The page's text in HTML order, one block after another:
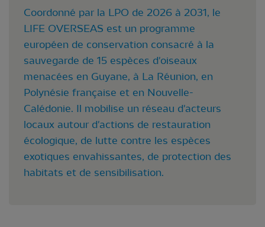
Coordonné par la LPO de 2026 à 2031, le
LIFE OVERSEAS est un programme
européen de conservation consacré à la
sauvegarde de 15 espèces d'oiseaux
menacées en Guyane, à La Réunion, en
Polynésie française et en Nouvelle-
Calédonie. Il mobilise un réseau d'acteurs
locaux autour d'actions de restauration
écologique, de lutte contre les espèces
exotiques envahissantes, de protection des
habitats et de sensibilisation.